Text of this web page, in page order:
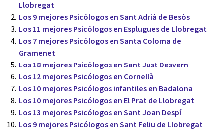
Llobregat
Los 9 mejores Psicólogos en Sant Adrià de Besòs
Los 11 mejores Psicólogos en Esplugues de Llobregat
Los 7 mejores Psicólogos en Santa Coloma de
Gramenet
Los 18 mejores Psicólogos en Sant Just Desvern
Los 12 mejores Psicólogos en Cornellà
Los 10 mejores Psicólogos infantiles en Badalona
Los 10 mejores Psicólogos en El Prat de Llobregat
Los 13 mejores Psicólogos en Sant Joan Despí
Los 9 mejores Psicólogos en Sant Feliu de Llobregat